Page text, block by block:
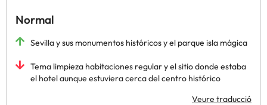
Normal
Sevilla y sus monumentos históricos y el parque isla mágica
Tema limpieza habitaciones regular y el sitio donde estaba
el hotel aunque estuviera cerca del centro histórico
Veure traducció